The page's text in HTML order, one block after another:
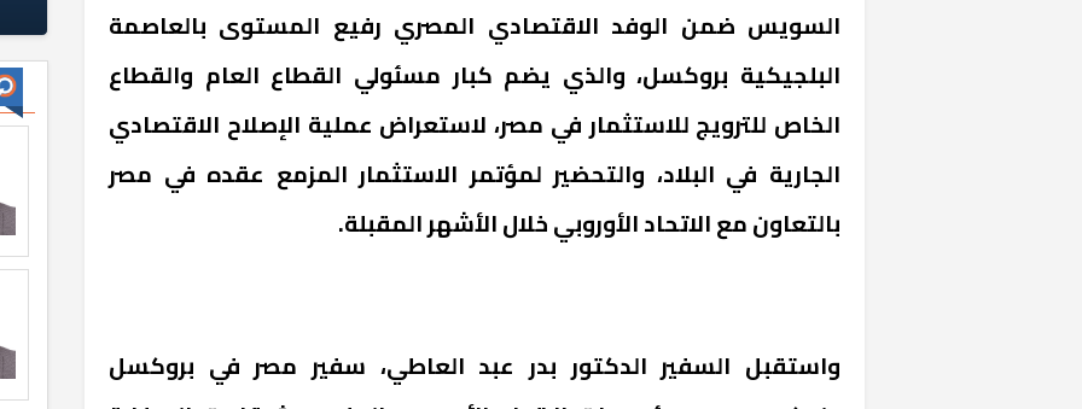
السويس ضمن الوفد الاقتصادي المصري رفيع المستوى بالعاصمة
البلجيكية بروكسل، والذي يضم كبار مسئولي القطاع العام والقطاع
الخاص للترويج للاستثمار في مصر، لاستعراض عملية الإصلاح الاقتصادي
الجارية في البلاد، والتحضير لمؤتمر الاستثمار المزمع عقده في مصر
بالتعاون مع الاتحاد الأوروبي خلال الأشهر المقبلة.
واستقبل السفير الدكتور بدر عبد العاطي، سفير مصر في بروكسل